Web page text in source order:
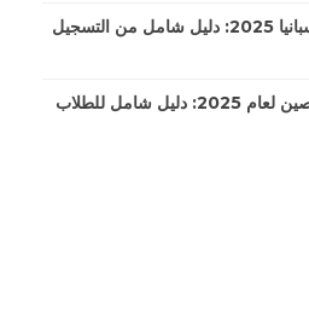
متطلبات الدراسة في إسبانيا 2025: دليل شامل من التسجيل
متطلبات الدراسة في الصين لعام 2025: دليل شامل للطلاب